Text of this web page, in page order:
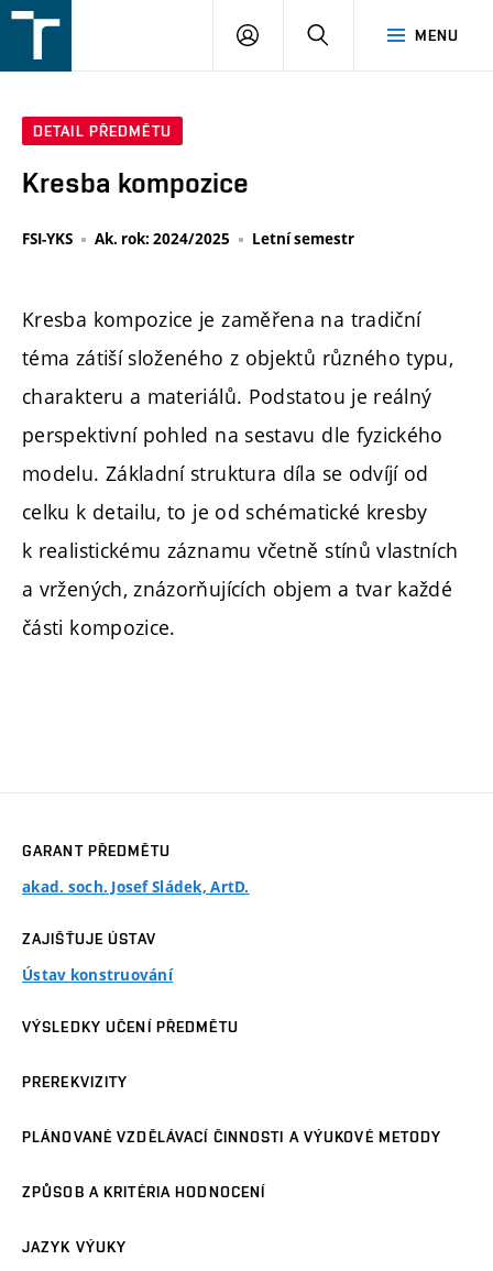
v
MENU
PŘIHLÁŠENÍ
DETAIL PŘEDMĚTU
Kresba kompozice
FSI-YKS Ak. rok: 2024/2025 Letní semestr
Kresba kompozice je zaměřena na tradiční
téma zátiší složeného z objektů různého typu,
charakteru a materiálů. Podstatou je reálný
perspektivní pohled na sestavu dle fyzického
modelu. Základní struktura díla se odvíjí od
celku k detailu, to je od schématické kresby
k realistickému záznamu včetně stínů vlastních
a vržených, znázorňujících objem a tvar každé
části kompozice.
GARANT PŘEDMĚTU
akad. soch. Josef Sládek, ArtD.
ZAJIŠŤUJE ÚSTAV
Ústav konstruování
VÝSLEDKY UČENÍ PŘEDMĚTU
PREREKVIZITY
PLÁNOVANÉ VZDĚLÁVACÍ ČINNOSTI A VÝUKOVÉ METODY
ZPŮSOB A KRITÉRIA HODNOCENÍ
JAZYK VÝUKY